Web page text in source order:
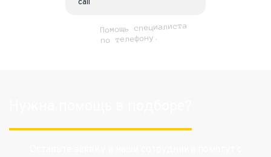
Помощь специалиста
по телефону.